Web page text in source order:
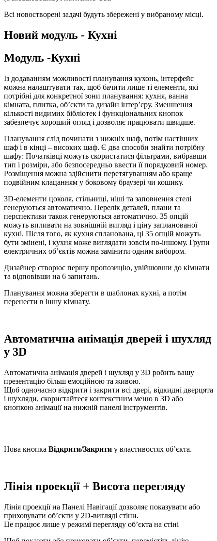
Всі новостворені задачі будуть збережені у вибраному місці.
Новий модуль - Кухні
Модуль -Кухні
Із додаванням можливості планування кухонь, інтерфейс
можна налаштувати так, щоб бачити лише ті елементи, які
потрібні для конкретної зони планування: кухня, ванна
кімната, плитка, об’єкти та дизайн інтер’єру. Зменшення
кількості видимих бібліотек і функціональних кнопок
забезпечує хороший огляд і дозволяє працювати швидше.
Планування слід починати з нижніх шаф, потім настінних
шаф і в кінці – високих шаф. Є два способи знайти потрібну
шафу: Початківці можуть скористатися фільтрами, вибравши
тип і розміри, або безпосередньо ввести її порядковий номер.
Розміщення можна здійснити перетягуванням або краще
подвійним клацанням у боковому браузері чи кошику.
3D-елементи цоколя, стільниці, ніші та заповнення стелі
генеруються автоматично. Перелік деталей, плани та
перспективи також генеруються автоматично. 35 опцій
можуть впливати на зовнішній вигляд і ціну запланованої
кухні. Після того, як кухня спланована, ці 35 опцій можуть
бути змінені, і кухня може виглядати зовсім по-іншому. Групи
електричних об’єктів можна замінити одним вибором.
Дизайнер створює першу пропозицію, увійшовши до кімнати
та відповівши на 6 запитань.
Планування можна зберегти в шаблонах кухні, а потім
перенести в іншу кімнату.
Автоматична анімація дверей і шухляд
у 3D
Автоматична анімація дверей і шухляд у 3D робить вашу
презентацію більш емоційною та живою.
Щоб одночасно відкрити і закрити всі двері, відкидні дверцята
і шухляди, скористайтеся контекстним меню в 3D або
кнопкою анімації на нижній панелі інструментів.
Нова кнопка Відкрити/Закрити у властивостях об’єкта.
Лінія проекції + Висота перегляду
Лінія проекції на Панелі Навігації дозволяє показувати або
приховувати об’єкти у 2D-вигляді стіни.
Це працює лише у режимі перегляду об’єкта на стіні